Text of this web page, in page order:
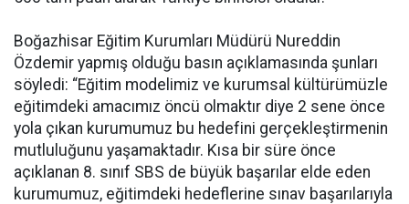
Boğazhisar Eğitim Kurumları Müdürü Nureddin
Özdemir yapmış olduğu basın açıklamasında şunları
söyledi: “Eğitim modelimiz ve kurumsal kültürümüzle
eğitimdeki amacımız öncü olmaktır diye 2 sene önce
yola çıkan kurumumuz bu hedefini gerçekleştirmenin
mutluluğunu yaşamaktadır. Kısa bir süre önce
açıklanan 8. sınıf SBS de büyük başarılar elde eden
kurumumuz, eğitimdeki hedeflerine sınav başarılarıyla